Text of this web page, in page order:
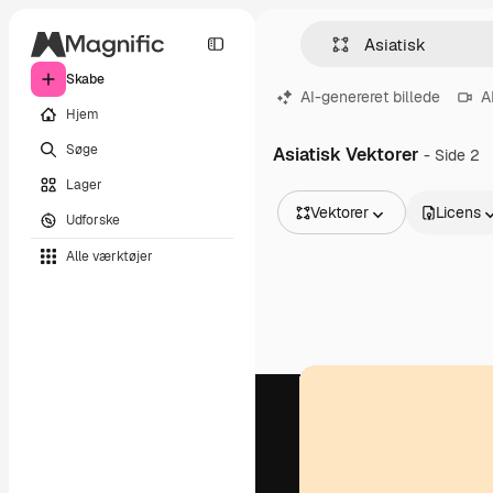
Skabe
Hjem
Søge
Lager
Udforske
Alle værktøjer
AI-genereret billede
Asiatisk Vektorer - Side 2
Vektorer
Videoer
Licens